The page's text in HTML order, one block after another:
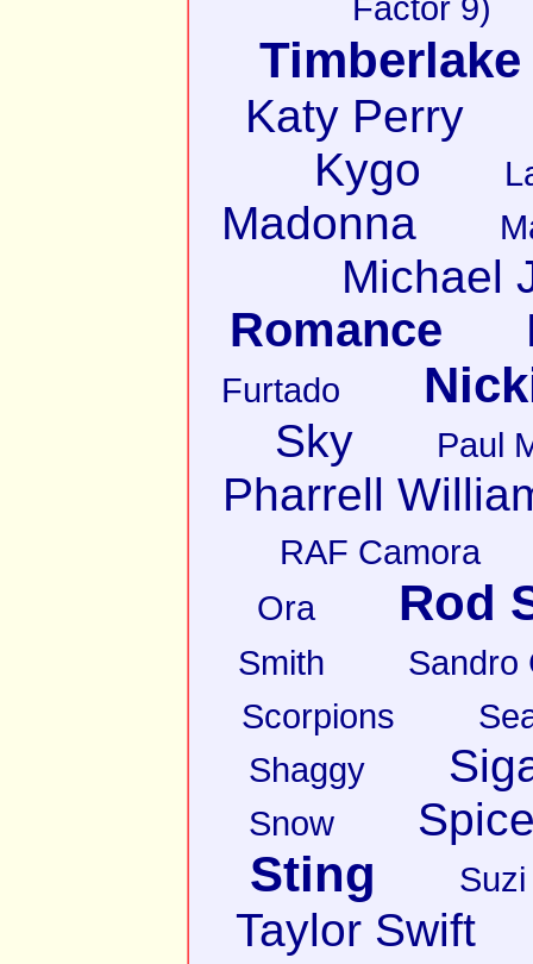
Factor 9)
Timberlake
Katy Perry
Kygo
Madonna
Michael
Romance
Furtado
Sky Paul
Pharrell
RAF Camora
Ora
Rod
Smith
Sandro
Scorpions
Shaggy
Snow
Sting
Taylor Swift